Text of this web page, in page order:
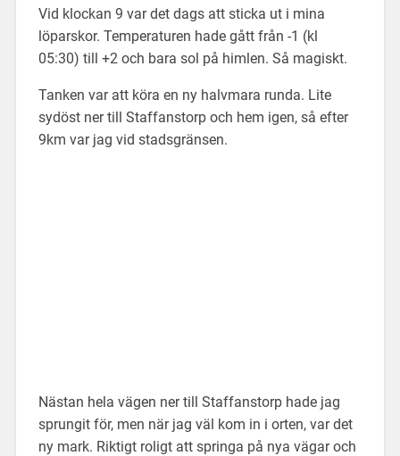
Vid klockan 9 var det dags att sticka ut i mina
löparskor. Temperaturen hade gått från -1 (kl
05:30) till +2 och bara sol på himlen. Så magiskt.
Tanken var att köra en ny halvmara runda. Lite
sydöst ner till Staffanstorp och hem igen, så efter
9km var jag vid stadsgränsen.
Nästan hela vägen ner till Staffanstorp hade jag
sprungit för, men när jag väl kom in i orten, var det
ny mark. Riktigt roligt att springa på nya vägar och